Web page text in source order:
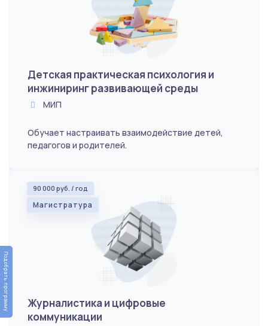
Детская практическая психология и
инжиниринг развивающей среды
МИП
Обучает настраивать взаимодействие детей,
педагогов и родителей.
90 000 руб. / год
Магистратура
Журналистика и цифровые
коммуникации
Подобрать программу